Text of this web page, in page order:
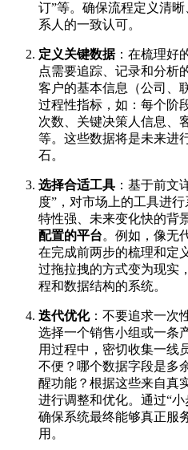
订”等。确保流程定义清
系人的一致认可。
定义关键数据：在梳理好
点需要追踪、记录和分析
客户的基本信息（公司、
过程性指标，如：每个阶
次数、关键决策人信息、
等。这些数据将是未来进
石。
选择合适工具 ：基于前文
度”，对市场上的工具进
特性强、未来变化快的背
配置的平台。例如，像无
在完成前两步的梳理和定
过拖拉拽的方式变为现实
程和数据结构的系统。
迭代优化：不要追求一次
选择一个销售小组或一条
用过程中，密切收集一
不便？哪个数据字段是多
醒功能？根据这些来自真
进行调整和优化。通过“小
确保系统最终能够真正服
用。